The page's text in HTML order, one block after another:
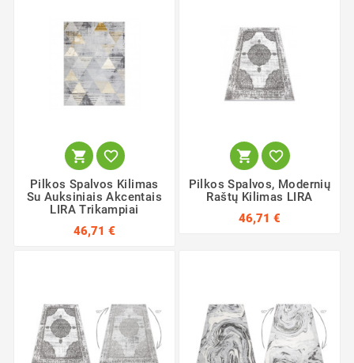
 
Pilkos Spalvos Kilimas
Su Auksiniais Akcentais
LIRA Trikampiai
46,71 €
 
Pilkos Spalvos, Modernių
Raštų Kilimas LIRA
46,71 €